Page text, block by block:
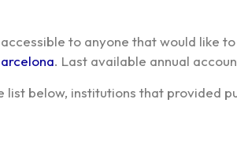
to anyone that would like
. Last available annual
list below, institutions that provided